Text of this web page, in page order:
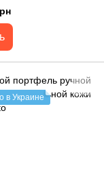
кожи Tony Perotti
38 nero) Черный
в Украине